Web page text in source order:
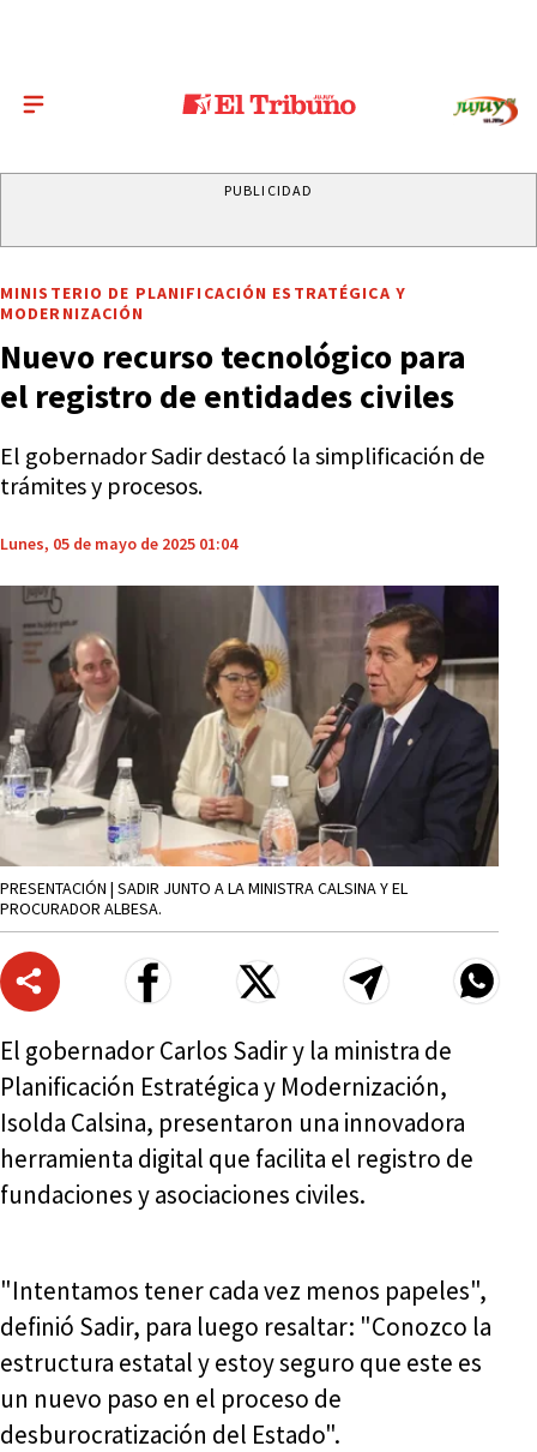
PUBLICIDAD
MINISTERIO DE PLANIFICACIÓN ESTRATÉGICA Y
MODERNIZACIÓN
Nuevo recurso tecnológico para
el registro de entidades civiles
El gobernador Sadir destacó la simplificación de
trámites y procesos.
Lunes, 05 de mayo de 2025 01:04
PRESENTACIÓN | SADIR JUNTO A LA MINISTRA CALSINA Y EL
PROCURADOR ALBESA.
El gobernador Carlos Sadir y la ministra de
Planificación Estratégica y Modernización,
Isolda Calsina, presentaron una innovadora
herramienta digital que facilita el registro de
fundaciones y asociaciones civiles.
"Intentamos tener cada vez menos papeles",
definió Sadir, para luego resaltar: "Conozco la
estructura estatal y estoy seguro que este es
un nuevo paso en el proceso de
desburocratización del Estado".